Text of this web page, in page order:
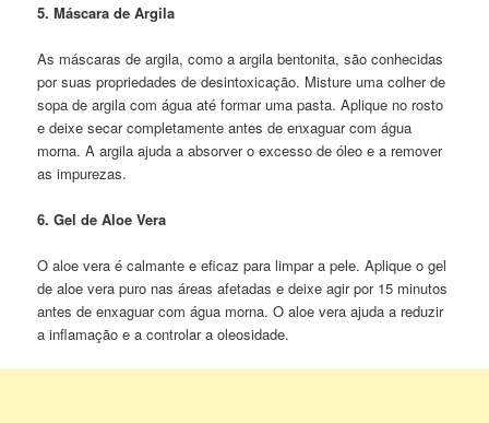
5. Máscara de Argila
As máscaras de argila, como a argila bentonita, são conhecidas
por suas propriedades de desintoxicação. Misture uma colher de
sopa de argila com água até formar uma pasta. Aplique no rosto
e deixe secar completamente antes de enxaguar com água
morna. A argila ajuda a absorver o excesso de óleo e a remover
as impurezas.
6. Gel de Aloe Vera
O aloe vera é calmante e eficaz para limpar a pele. Aplique o gel
de aloe vera puro nas áreas afetadas e deixe agir por 15 minutos
antes de enxaguar com água morna. O aloe vera ajuda a reduzir
a inflamação e a controlar a oleosidade.